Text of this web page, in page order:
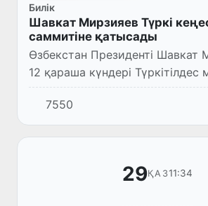
Билік
Шавкат Мирзияев Түркі
саммитіне қатысады
Өзбекстан Президенті Шавкат
12 қараша күндері Түркітілдес
ынтымақтастық кеңесінің
қатысу үшін Түркияға
7550
29ҚАЗ11:34